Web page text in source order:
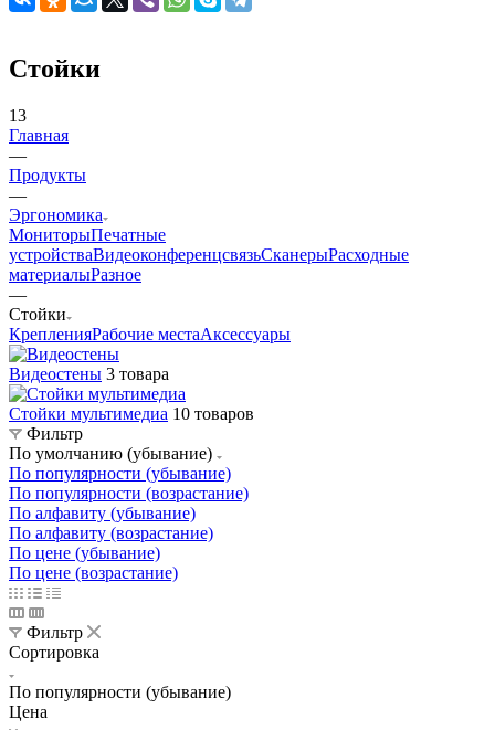
Стойки
13
Главная
—
Продукты
—
Эргономика
МониторыПечатные
устройстваВидеоконференцсвязьСканерыРасходные
материалыРазное
—
Стойки
КрепленияРабочие местаАксессуары
Видеостены 3 товара
Стойки мультимедиа 10 товаров
Фильтр
По умолчанию (убывание)
По популярности (убывание)
По популярности (возрастание)
По алфавиту (убывание)
По алфавиту (возрастание)
По цене (убывание)
По цене (возрастание)
Фильтр
Сортировка
По популярности (убывание)
Цена